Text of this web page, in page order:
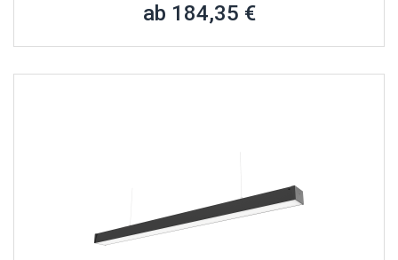
ab 184,35 €